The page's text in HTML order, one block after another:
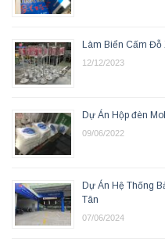
Làm Biển Cấm Đỗ
12/12/2023
Dự Án Hộp đèn
09/06/2022
Dự Án Hệ Thống
Tân
07/06/2024